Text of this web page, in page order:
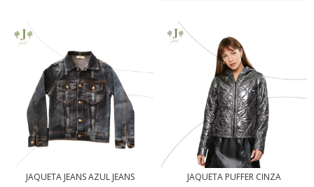
JAQUETA JEANS AZUL JEANS JAQUETA PUFFER CINZA